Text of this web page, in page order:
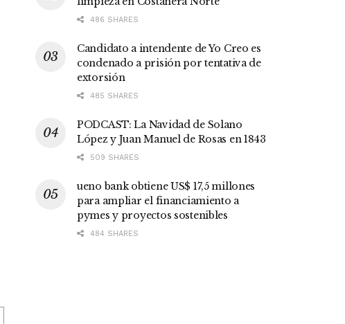
486 SHARES
Candidato a intendente de Yo Creo es
condenado a prisión por tentativa de
extorsión
485 SHARES
PODCAST: La Navidad de Solano
López y Juan Manuel de Rosas en 1843
509 SHARES
ueno bank obtiene US$ 17,5 millones
para ampliar el financiamiento a
pymes y proyectos sostenibles
484 SHARES